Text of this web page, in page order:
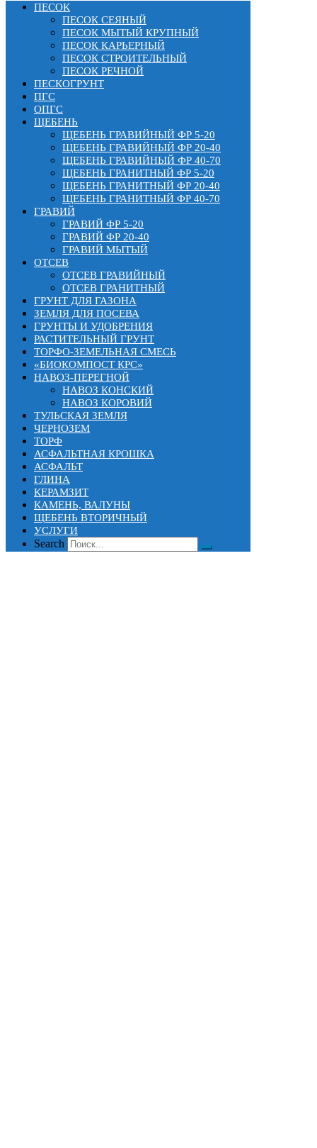
ПЕСОК
ПЕСОК СЕЯНЫЙ
ПЕСОК МЫТЫЙ КРУПНЫЙ
ПЕСОК КАРЬЕРНЫЙ
ПЕСОК СТРОИТЕЛЬНЫЙ
ПЕСОК РЕЧНОЙ
ПЕСКОГРУНТ
ПГС
ОПГС
ЩЕБЕНЬ
ЩЕБЕНЬ ГРАВИЙНЫЙ ФР 5-20
ЩЕБЕНЬ ГРАВИЙНЫЙ ФР 20-40
ЩЕБЕНЬ ГРАВИЙНЫЙ ФР 40-70
ЩЕБЕНЬ ГРАНИТНЫЙ ФР 5-20
ЩЕБЕНЬ ГРАНИТНЫЙ ФР 20-40
ЩЕБЕНЬ ГРАНИТНЫЙ ФР 40-70
ГРАВИЙ
ГРАВИЙ ФР 5-20
ГРАВИЙ ФР 20-40
ГРАВИЙ МЫТЫЙ
ОТСЕВ
ОТСЕВ ГРАВИЙНЫЙ
ОТСЕВ ГРАНИТНЫЙ
ГРУНТ ДЛЯ ГАЗОНА
ЗЕМЛЯ ДЛЯ ПОСЕВА
ГРУНТЫ И УДОБРЕНИЯ
РАСТИТЕЛЬНЫЙ ГРУНТ
ТОРФО-ЗЕМЕЛЬНАЯ СМЕСЬ
«БИОКОМПОСТ КРС»
НАВОЗ-ПЕРЕГНОЙ
НАВОЗ КОНСКИЙ
НАВОЗ КОРОВИЙ
ТУЛЬСКАЯ ЗЕМЛЯ
ЧЕРНОЗЕМ
ТОРФ
АСФАЛЬТНАЯ КРОШКА
АСФАЛЬТ
ГЛИНА
КЕРАМЗИТ
КАМЕНЬ, ВАЛУНЫ
ЩЕБЕНЬ ВТОРИЧНЫЙ
УСЛУГИ
Search